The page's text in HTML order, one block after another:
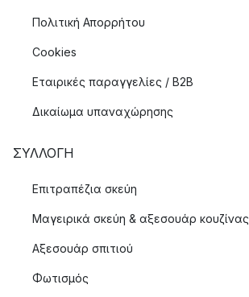
Πολιτική Απορρήτου
Cookies
Εταιρικές παραγγελίες / B2B
Δικαίωμα υπαναχώρησης
ΣΥΛΛΟΓΉ
Επιτραπέζια σκεύη
Μαγειρικά σκεύη & αξεσουάρ κουζίνας
Αξεσουάρ σπιτιού
Φωτισμός